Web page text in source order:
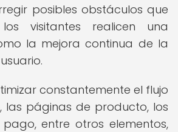
posibles obstáculos que
visitantes realicen una
la mejora continua de la
constantemente el flujo
las páginas de producto, los
entre otros elementos,